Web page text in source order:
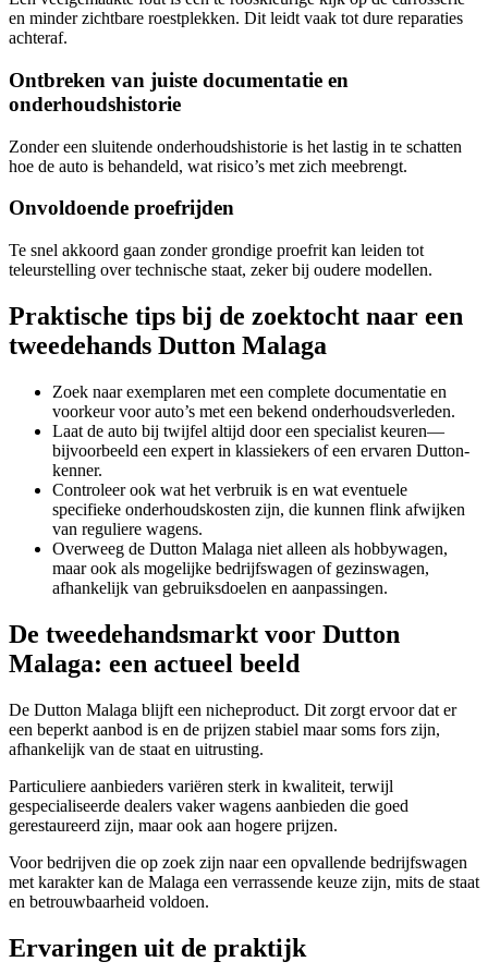
en minder zichtbare roestplekken. Dit leidt vaak tot dure reparaties
achteraf.
Ontbreken van juiste documentatie en
onderhoudshistorie
Zonder een sluitende onderhoudshistorie is het lastig in te schatten
hoe de auto is behandeld, wat risico’s met zich meebrengt.
Onvoldoende proefrijden
Te snel akkoord gaan zonder grondige proefrit kan leiden tot
teleurstelling over technische staat, zeker bij oudere modellen.
Praktische tips bij de zoektocht naar een
tweedehands Dutton Malaga
Zoek naar exemplaren met een complete documentatie en
voorkeur voor auto’s met een bekend onderhoudsverleden.
Laat de auto bij twijfel altijd door een specialist keuren—
bijvoorbeeld een expert in klassiekers of een ervaren Dutton-
kenner.
Controleer ook wat het verbruik is en wat eventuele
specifieke onderhoudskosten zijn, die kunnen flink afwijken
van reguliere wagens.
Overweeg de Dutton Malaga niet alleen als hobbywagen,
maar ook als mogelijke bedrijfswagen of gezinswagen,
afhankelijk van gebruiksdoelen en aanpassingen.
De tweedehandsmarkt voor Dutton
Malaga: een actueel beeld
De Dutton Malaga blijft een nicheproduct. Dit zorgt ervoor dat er
een beperkt aanbod is en de prijzen stabiel maar soms fors zijn,
afhankelijk van de staat en uitrusting.
Particuliere aanbieders variëren sterk in kwaliteit, terwijl
gespecialiseerde dealers vaker wagens aanbieden die goed
gerestaureerd zijn, maar ook aan hogere prijzen.
Voor bedrijven die op zoek zijn naar een opvallende bedrijfswagen
met karakter kan de Malaga een verrassende keuze zijn, mits de staat
en betrouwbaarheid voldoen.
Ervaringen uit de praktijk